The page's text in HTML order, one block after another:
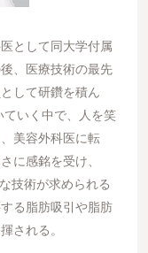
として同大学付属
、医療技術の最先
して研鑽を積ん
いく中で、人を笑
美容外科医に転
に感銘を受け、
技術が求められる
る脂肪吸引や脂肪
される。